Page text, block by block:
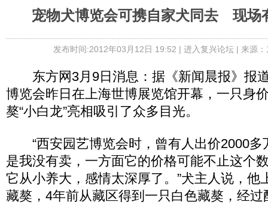
宠物犬博览会可携自家犬同去 现场
发布时间:2012年03月12日 19:52 | 进入复兴论坛| 来源
东方网3月9日消息：据《新闻晨报》报
博览会昨日在上海世博展览馆开幕，一只身
獒“小白龙”亮相吸引了众多目光。
“西安园艺博览会时，曾有人出价2000多
是我没有卖，一方面它的价格可能不止这个
它从小养大，感情太深厚了。”犬主人说，他
藏獒，4年前从藏区得到一只白色藏獒，经过